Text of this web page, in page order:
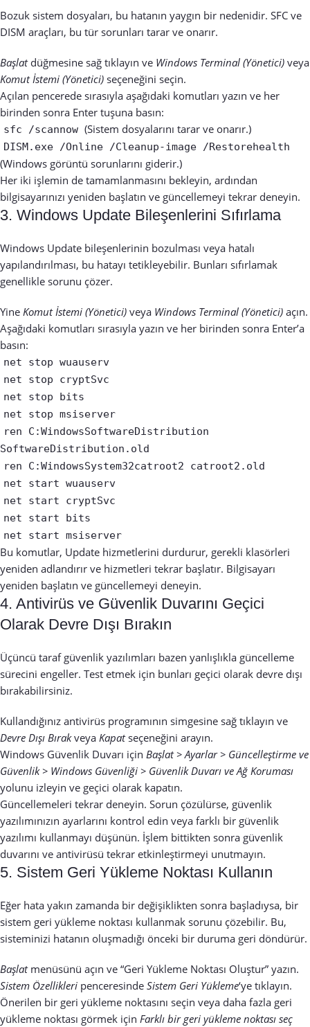
Bozuk sistem dosyaları, bu hatanın yaygın bir nedenidir. SFC ve
DISM araçları, bu tür sorunları tarar ve onarır.
Başlatdüğmesine sağ tıklayın ve Windows Terminal (Yönetici) veya
Komut İstemi (Yönetici) seçeneğini seçin.
Açılan pencerede sırasıyla aşağıdaki komutları yazın ve her
birinden sonra Enter tuşuna basın:
sfc /scannow (Sistem dosyalarını tarar ve onarır.)
DISM.exe /Online /Cleanup-image /Restorehealth
(Windows görüntü sorunlarını giderir.)
Her iki işlemin de tamamlanmasını bekleyin, ardından
bilgisayarınızı yeniden başlatın ve güncellemeyi tekrar deneyin.
3. Windows Update Bileşenlerini Sıfırlama
Windows Update bileşenlerinin bozulması veya hatalı
yapılandırılması, bu hatayı tetikleyebilir. Bunları sıfırlamak
genellikle sorunu çözer.
Yine Komut İstemi (Yönetici) veya Windows Terminal (Yönetici) açın.
Aşağıdaki komutları sırasıyla yazın ve her birinden sonra Enter’a
basın:
net stop wuauserv
net stop cryptSvc
net stop bits
net stop msiserver
ren C:WindowsSoftwareDistribution
SoftwareDistribution.old
ren C:WindowsSystem32catroot2 catroot2.old
net start wuauserv
net start cryptSvc
net start bits
net start msiserver
Bu komutlar, Update hizmetlerini durdurur, gerekli klasörleri
yeniden adlandırır ve hizmetleri tekrar başlatır. Bilgisayarı
yeniden başlatın ve güncellemeyi deneyin.
4. Antivirüs ve Güvenlik Duvarını Geçici
Olarak Devre Dışı Bırakın
Üçüncü taraf güvenlik yazılımları bazen yanlışlıkla güncelleme
sürecini engeller. Test etmek için bunları geçici olarak devre dışı
bırakabilirsiniz.
Kullandığınız antivirüs programının simgesine sağ tıklayın ve
Devre Dışı Bırakveya Kapatseçeneğini arayın.
Windows Güvenlik Duvarı için Başlat > Ayarlar > Güncelleştirme ve
Güvenlik > Windows Güvenliği > Güvenlik Duvarı ve Ağ Koruması
yolunu izleyin ve geçici olarak kapatın.
Güncellemeleri tekrar deneyin. Sorun çözülürse, güvenlik
yazılımınızın ayarlarını kontrol edin veya farklı bir güvenlik
yazılımı kullanmayı düşünün. İşlem bittikten sonra güvenlik
duvarını ve antivirüsü tekrar etkinleştirmeyi unutmayın.
5. Sistem Geri Yükleme Noktası Kullanın
Eğer hata yakın zamanda bir değişiklikten sonra başladıysa, bir
sistem geri yükleme noktası kullanmak sorunu çözebilir. Bu,
sisteminizi hatanın oluşmadığı önceki bir duruma geri döndürür.
Başlatmenüsünü açın ve “Geri Yükleme Noktası Oluştur” yazın.
Sistem Özellikleri penceresinde Sistem Geri Yükleme‘ye tıklayın.
Önerilen bir geri yükleme noktasını seçin veya daha fazla geri
yükleme noktası görmek için Farklı bir geri yükleme noktası seç